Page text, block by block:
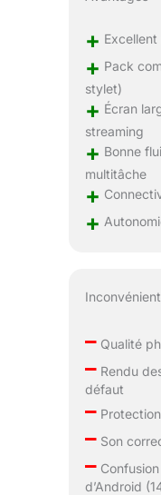
+
+ Pack
stylet)
+ Écran
streaming
+ Bonne
multitâche
+
+
–Qualité
–Rendu
défaut
–
–Son
–Confusion
d’Android